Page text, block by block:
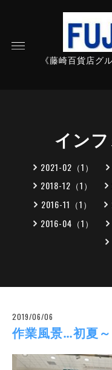
《藤崎百貨店グ
イン
2021-02（1）
2018-12（1）
2016-11（1）
2016-04（1）
2019/06/06
作業風景…初夏～